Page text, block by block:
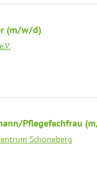
(m/w/d)
Pflegefachfrau
Schöneberg